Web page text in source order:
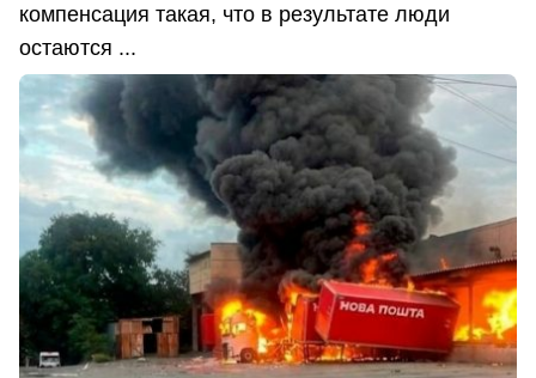
компенсация такая, что в результате люди
остаются ...